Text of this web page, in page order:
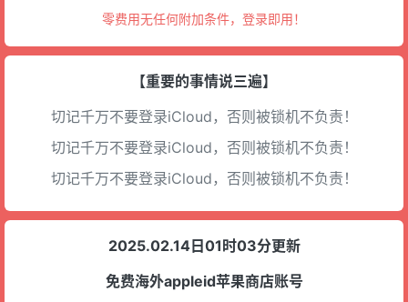
零费用无任何附加条件，登录即用！
【重要的事情说三遍】
切记千万不要登录iCloud，否则被锁机不负责！
切记千万不要登录iCloud，否则被锁机不负责！
切记千万不要登录iCloud，否则被锁机不负责！
2025.02.14日01时03分更新
免费海外appleid苹果商店账号